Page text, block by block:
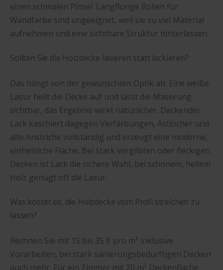
einen schmalen Pinsel. Langflorige Rollen für
Wandfarbe sind ungeeignet, weil sie zu viel Material
aufnehmen und eine sichtbare Struktur hinterlassen.
Sollten Sie die Holzdecke lasieren statt lackieren?
Das hängt von der gewünschten Optik ab. Eine weiße
Lasur hellt die Decke auf und lässt die Maserung
sichtbar, das Ergebnis wirkt natürlicher. Deckender
Lack kaschiert dagegen Verfärbungen, Astlöcher und
alte Anstriche vollständig und erzeugt eine moderne,
einheitliche Fläche. Bei stark vergilbten oder fleckigen
Decken ist Lack die sichere Wahl, bei schönem, hellem
Holz genügt oft die Lasur.
Was kostet es, die Holzdecke vom Profi streichen zu
lassen?
Rechnen Sie mit 15 bis 35 € pro m² inklusive
Vorarbeiten, bei stark sanierungsbedürftigen Decken
auch mehr. Für ein Zimmer mit 20 m² Deckenfläche